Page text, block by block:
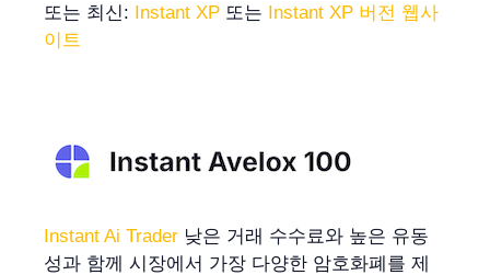
또는 최신: Instant XP 또는 Instant XP 버전 웹사
이트
Instant Ai Trader 낮은 거래 수수료와 높은 유동
성과 함께 시장에서 가장 다양한 암호화폐를 제